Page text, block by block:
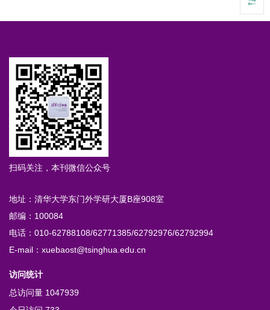
扫码关注，本刊微信公众号
地址：清华大学东门外学研大厦B座908室
邮编：100084
电话：010-62788108/62771385/62792976/62792994
E-mail：xuebaost@tsinghua.edu.cn
访问统计
总访问量 1047939